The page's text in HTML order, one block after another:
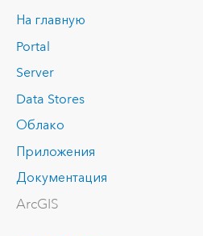
На главную
Portal
Server
Data Stores
Облако
Приложения
Документация
ArcGIS